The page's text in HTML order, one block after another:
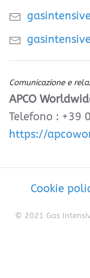
Comunicazione e
APCO
Telefono : +39
https://
Cookie
© 2021 Gas